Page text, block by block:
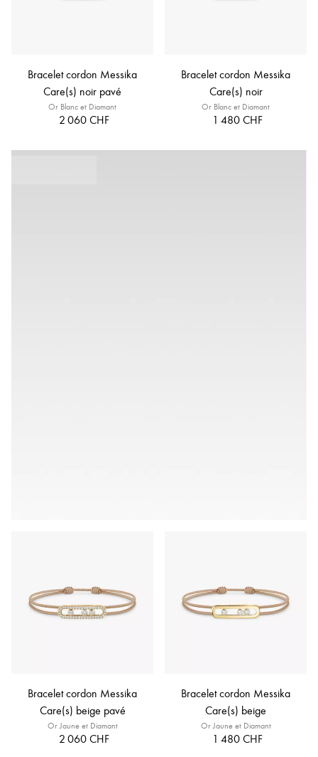
Bracelet cordon Messika
Care(s) noir pavé
Or Blanc et Diamant
2 060 CHF
Bracelet cordon Messika
Care(s) noir
Or Blanc et Diamant
1 480 CHF
Bracelet cordon Messika
Care(s) beige pavé
Or Jaune et Diamant
2 060 CHF
Bracelet cordon Messika
Care(s) beige
Or Jaune et Diamant
1 480 CHF